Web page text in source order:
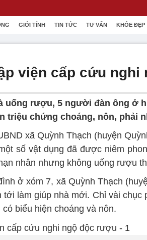
GIỚI TÍNH TIN TỨC TƯ VẤN KHỎE ĐẸP
viện cấp cứu nghi
uống rượu, 5 người đàn ông ở
triệu chứng choáng, nôn, phải
xã Quỳnh Thạch (huyện
số vật dụng đã được niêm
nhân nhưng không uống rượu
ở xóm 7, xã Quỳnh Thạch
tới làm giúp nhà mới. Chỉ vài
biểu hiện choáng và nôn.